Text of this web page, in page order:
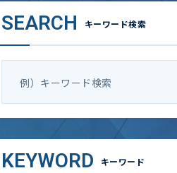
SEARCH キーワード検索
KEYWORD キーワード